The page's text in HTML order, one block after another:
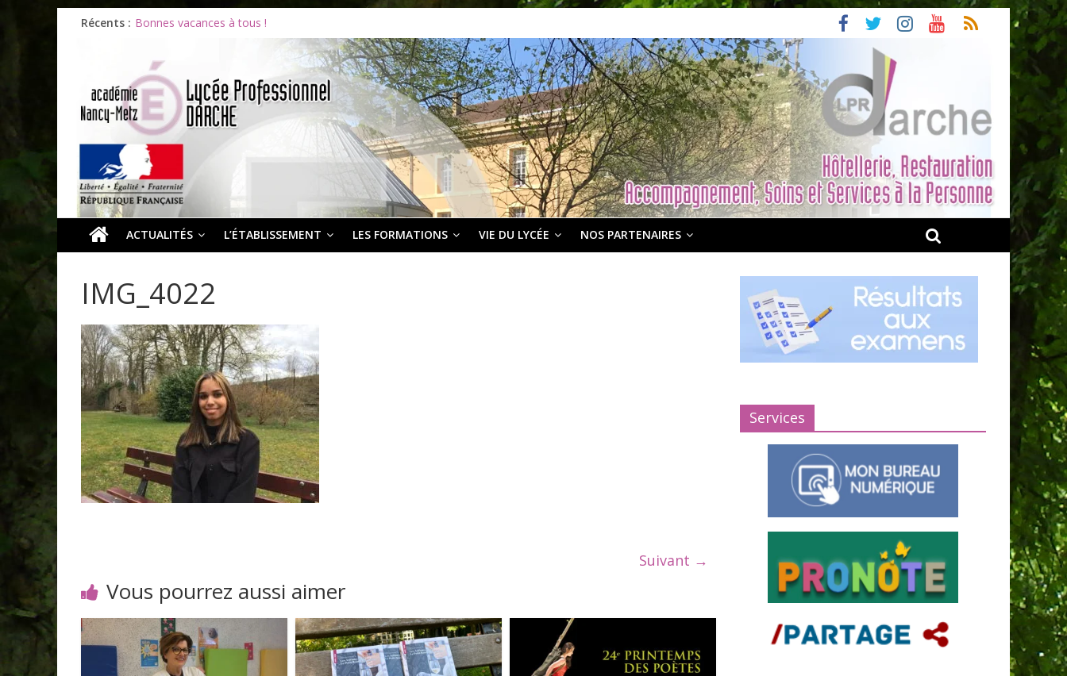
Récents :
Océane et la promotion du bénévolat
Bonnes vacances à tous !
Infos rentrée septembre 2026
Soirée d’adieux au Lycée Darche
Les ULiS en haut du podium
ACTUALITÉS L’ÉTABLISSEMENT LES FORMATIONS VIE DU LYCÉE NOS PARTENAIRES
IMG_4022
Suivant →
Vous pourrez aussi aimer
Services